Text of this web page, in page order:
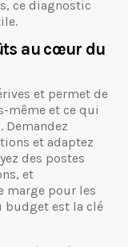
ce diagnostic
au cœur du
et permet de
même et ce qui
. Demandez
et adaptez
des postes
et
marge pour les
budget est la clé